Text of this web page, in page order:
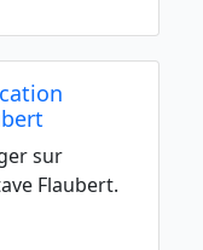
sur
Flaubert.